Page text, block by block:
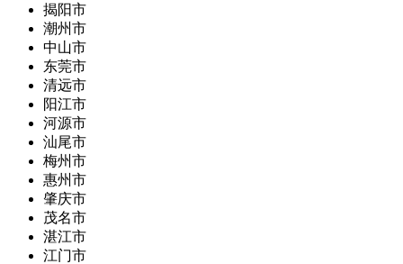
揭阳市
潮州市
中山市
东莞市
清远市
阳江市
河源市
汕尾市
梅州市
惠州市
肇庆市
茂名市
湛江市
江门市